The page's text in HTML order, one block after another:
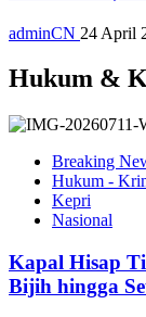
adminCN 24 April
Hukum &
Breaking
Hukum -
Kepri
Nasional
Kapal Hisap
Bijih hingga